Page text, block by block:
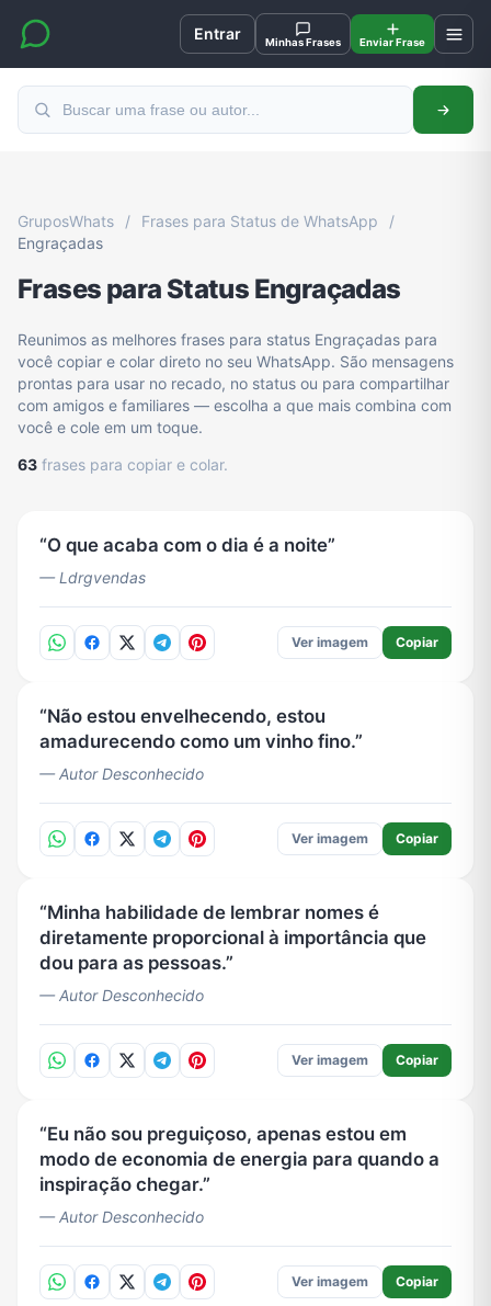
Entrar Minhas Frases Enviar Frase
GruposWhats / Frases para Status de WhatsApp
/
Engraçadas
Frases para Status Engraçadas
Reunimos as melhores frases para status Engraçadas para
você copiar e colar direto no seu WhatsApp. São mensagens
prontas para usar no recado, no status ou para compartilhar
com amigos e familiares — escolha a que mais combina com
você e cole em um toque.
63 frases para copiar e colar.
O que acaba com o dia é a noite
— Ldrgvendas
Ver imagem Copiar
Não estou envelhecendo, estou
amadurecendo como um vinho fino.
— Autor Desconhecido
Ver imagem Copiar
Minha habilidade de lembrar nomes é
diretamente proporcional à importância que
dou para as pessoas.
— Autor Desconhecido
Ver imagem Copiar
Eu não sou preguiçoso, apenas estou em
modo de economia de energia para quando a
inspiração chegar.
— Autor Desconhecido
Ver imagem Copiar